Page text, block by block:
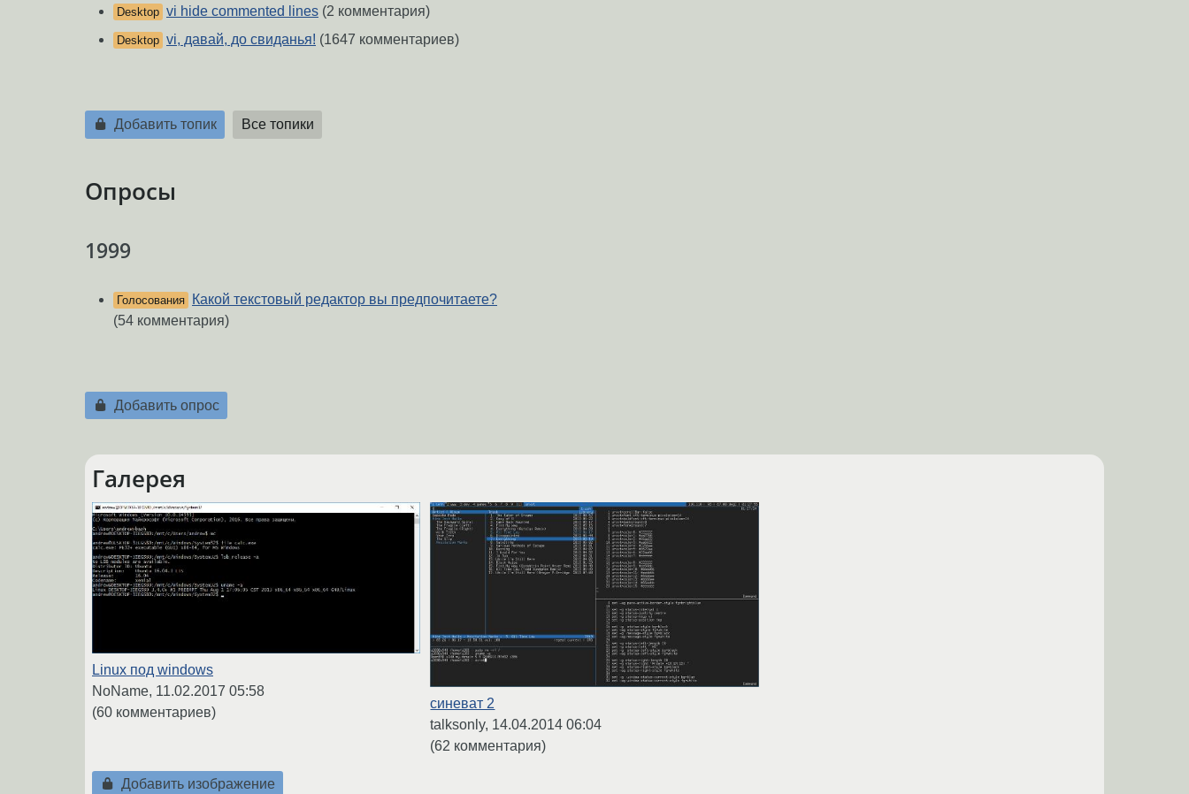
Desktop vi hide commented lines (2 комментария)
Desktop vi, давай, до свиданья! (1647 комментариев)
Добавить топик Все топики
Опросы
1999
Голосования
Какой текстовый редактор вы предпочитаете?
(54 комментария)
Добавить опрос
Галерея
Linux под windows
NoName, 11.02.2017 05:58
(60 комментариев)
синеват 2
talksonly, 14.04.2014 06:04
(62 комментария)
Добавить изображение